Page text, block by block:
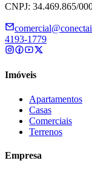
CNPJ: 34.469.865/
4193-1779
Imóveis
Apartamentos
Casas
Comerciais
Terrenos
Empresa